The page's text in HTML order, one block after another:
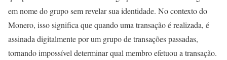
em nome do grupo sem revelar sua identidade. No contexto do
Monero, isso significa que quando uma transação é realizada, é
assinada digitalmente por um grupo de transações passadas,
tornando impossível determinar qual membro efetuou a transação.